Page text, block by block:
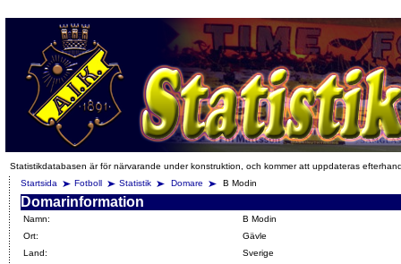
Statistikdatabasen är för närvarande under konstruktion, och kommer att uppdateras
Startsida
Fotboll Statistik Domare B Modin
Domarinformation
Namn:
B Modin
Ort:
Gävle
Land:
Sverige